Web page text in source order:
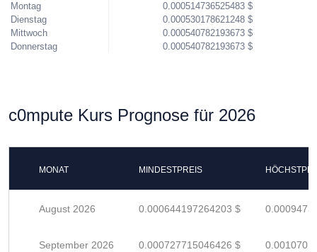
Montag
Dienstag
Mittwoch
Donnerstag
0.000514736525483 $
0.000530178621248 $
0.000540782193673 $
0.000540782193673 $
c0mpute Kurs Prognose für 2026
MONAT MINDESTPREIS
August 2026 0.000644197264203 $
September 2026 0.000727715046426 $